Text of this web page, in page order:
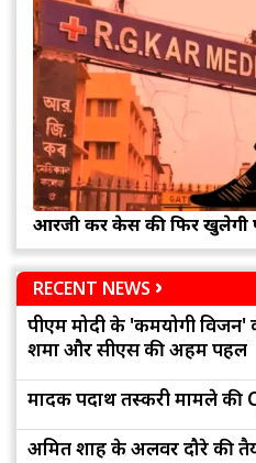
आरजी कर केस की फिर खुलेगी
RECENT NEWS
पीएम मोदी के 'कर्मयोगी
शर्मा और सीएस की अहम पहल
मादक पदार्थ तस्करी मामले
अमित शाह के अलवर दौरे की